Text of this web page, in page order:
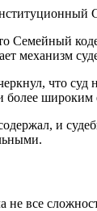
Семейный
механизм
что суд
широким
и
не все